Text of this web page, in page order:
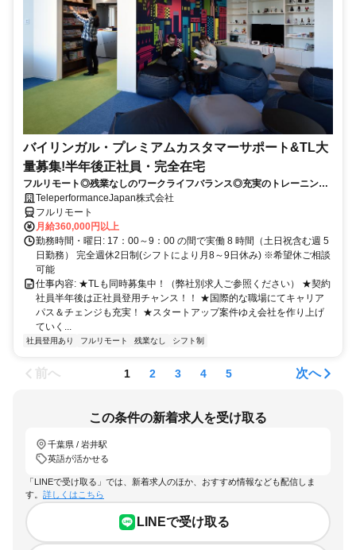
バイリンガル・プレミアムカスタマーサポート&TL大
量募集!半年後正社員・完全在宅
フルリモート◎残業なしのワークライフバランス◎充実のトレーニング
◎語学を活かして将来キャリア有望
TeleperformanceJapan株式会社
フルリモート
月給360,000円以上
勤務時間・曜日: 17：00～9：00 の間で実働 8 時間（土日祝含む週 5
日勤務） 完全週休2日制(シフトにより月8～9日休み) ※希望休ご相談
可能
仕事内容: ★TLも同時募集中！（弊社別求人ご参照ください） ★契約
社員半年後は正社員登用チャンス！！ ★国際的な職場にてキャリア
パス＆チェンジも充実！ ★スタートアップ案件ゆえ会社を作り上げ
ていく...
社員登用あり フルリモート 残業なし シフト制
前へ 1 2 3 4 5 次へ
この条件の新着求人を受け取る
千葉県 / 岩井駅
英語が活かせる
「LINEで受け取る」では、新着求人のほか、おすすめ情報なども配信しま
す。 詳しくはこちら
LINEで受け取る